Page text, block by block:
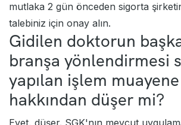
mutlaka 2 gün önceden sigorta
talebiniz için onay alın.
Gidilen doktorun
branşa yönlendirmesi
yapılan işlem muayene
hakkından düşer mi?
Evet, düşer. SGK'nın mevcut